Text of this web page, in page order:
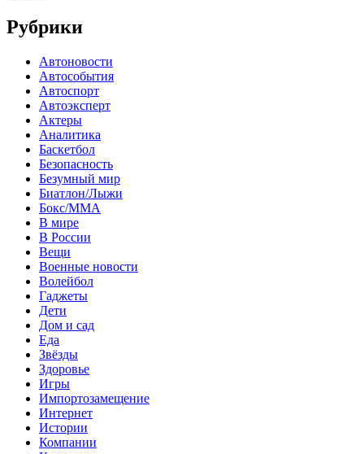
Рубрики
Автоновости
Автособытия
Автоспорт
Автоэксперт
Актеры
Аналитика
Баскетбол
Безопасность
Безумный мир
Биатлон/Лыжи
Бокс/MMA
В мире
В России
Вещи
Военные новости
Волейбол
Гаджеты
Дети
Дом и сад
Еда
Звёзды
Здоровье
Игры
Импортозамещение
Интернет
Истории
Компании